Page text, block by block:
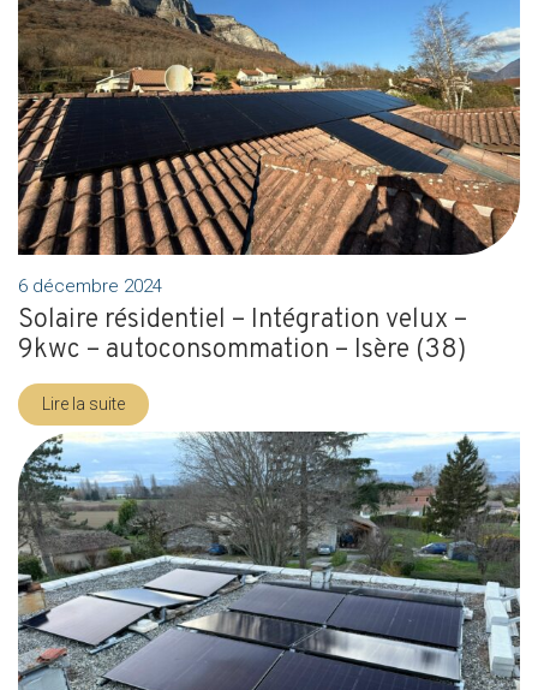
6 décembre 2024
Solaire résidentiel – Intégration velux –
9kwc – autoconsommation – Isère (38)
Lire la suite